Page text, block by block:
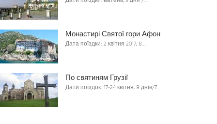
Монастирі Святої гори Афон
Дата поїздки: 2 квітня 2017, 8…
По святиням Грузії
Дати поїздок: 17-24 квітня, 8 днів/7…